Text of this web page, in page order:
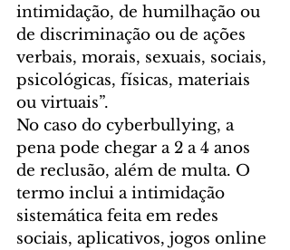
intimidação, de humilhação ou
de discriminação ou de ações
verbais, morais, sexuais, sociais,
psicológicas, físicas, materiais
ou virtuais”.
No caso do cyberbullying, a
pena pode chegar a 2 a 4 anos
de reclusão, além de multa. O
termo inclui a intimidação
sistemática feita em redes
sociais, aplicativos, jogos online